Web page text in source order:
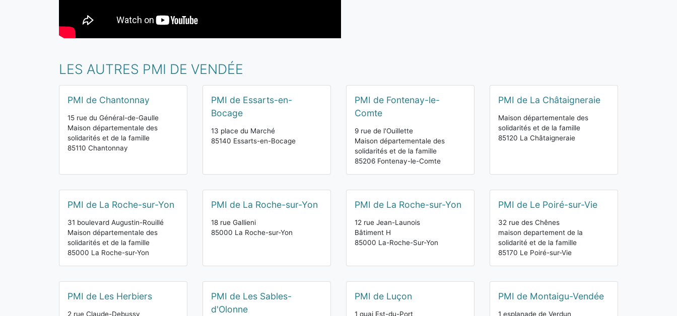
LES AUTRES PMI DE VENDÉE
PMI de Chantonnay
15 rue du Général-de-Gaulle
Maison départementale des
solidarités et de la famille
85110 Chantonnay
PMI de Essarts-en-
Bocage
13 place du Marché
85140 Essarts-en-Bocage
PMI de Fontenay-le-
Comte
9 rue de l'Ouillette
Maison départementale des
solidarités et de la famille
85206 Fontenay-le-Comte
PMI de La Châtaigneraie
Maison départementale des
solidarités et de la famille
85120 La Châtaigneraie
PMI de La Roche-sur-Yon
31 boulevard Augustin-Rouillé
Maison départementale des
solidarités et de la famille
85000 La Roche-sur-Yon
PMI de La Roche-sur-Yon
18 rue Gallieni
85000 La Roche-sur-Yon
PMI de La Roche-sur-Yon
12 rue Jean-Launois
Bâtiment H
85000 La-Roche-Sur-Yon
PMI de Le Poiré-sur-Vie
32 rue des Chênes
maison departement de la
solidarité et de la famille
85170 Le Poiré-sur-Vie
PMI de Les Herbiers
2 rue Claude-Debussy
PMI de Les Sables-
d'Olonne
PMI de Luçon
1 quai Est-du-Port
PMI de Montaigu-Vendée
1 esplanade de Verdun